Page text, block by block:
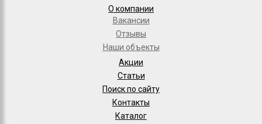
О компании
Вакансии
Отзывы
Наши объекты
Акции
Статьи
Поиск по сайту
Контакты
Каталог